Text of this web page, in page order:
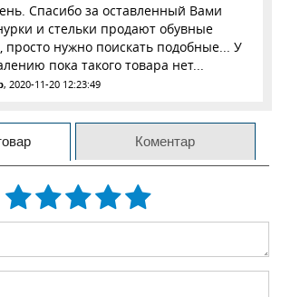
Спасибо за оставленный Вами
и стельки продают обувные
просто нужно поискать подобные... У
пока такого товара нет...
, 2020-11-20 12:23:49
Коментар